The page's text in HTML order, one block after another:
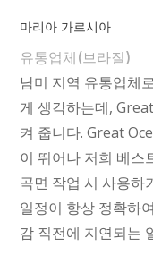
마리아 가르시아
유통업체(브라질)
남미 지역 유통업체
게 생각하는데,
켜 줍니다. Great
이 뛰어나 저희 베스
곡면 작업 시 사용하
일정이 항상 정확하
감 직전에 지연되는